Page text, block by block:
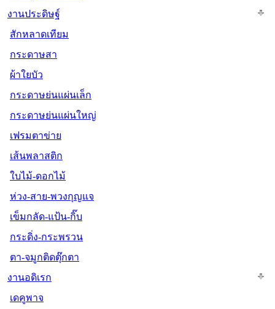
งานประดิษฐ์
สักหลาดเทียม
กระดาษสา
ผ้าใยบัว
กระดาษย่นแผ่นเล็ก
กระดาษย่นแผ่นใหญ่
เฟรมตาข่าย
เส้นพลาสติก
ใบไม้-ดอกไม้
ห่วง-สาย-พวงกุญแจ
เข็มกลัด-แป้น-กิ๊บ
กระดิ่ง-กระพรวน
ตา-จมูกติดตุ๊กตา
งานอดิเรก
เดคูพาจ